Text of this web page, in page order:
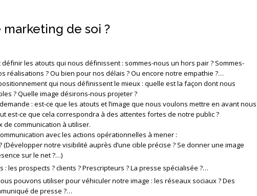
de soi ?
les atouts qui nous définissent : sommes-nous un hors pair ? Sommes-
réalisations ? Ou bien pour nos délais ? Ou encore notre empathie ?…
qui nous définissent le mieux : quelle est la façon dont nous
? Quelle image désirons-nous projeter ?
: est-ce que les atouts et l’image que nous voulons mettre en avant nous
est-ce que cela correspondra à des attentes fortes de notre public ?
de communication à utiliser.
avec les actions opérationnelles à mener :
notre visibilité auprès d’une cible précise ? Se donner une image
sur le net ?…)
: les prospects ? clients ? Prescripteurs ? La presse spécialisée ?…
pouvons utiliser pour véhiculer notre image : les réseaux sociaux ? Des
de presse ?…